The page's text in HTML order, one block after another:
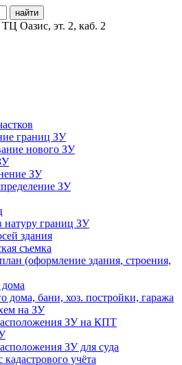
Оазис, эт. 2, каб. 2
границ ЗУ
нового ЗУ
ЗУ
ЗУ
границ ЗУ
здания
съемка
(оформление здания, строения,
дома, бани, хоз. постройки, гаража
на ЗУ
ЗУ на КПТ
ЗУ для суда
учёта